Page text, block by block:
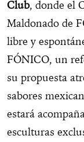
Club, donde el
Maldonado de
libre y
FÓNICO, un
su propuesta
sabores
estará
esculturas